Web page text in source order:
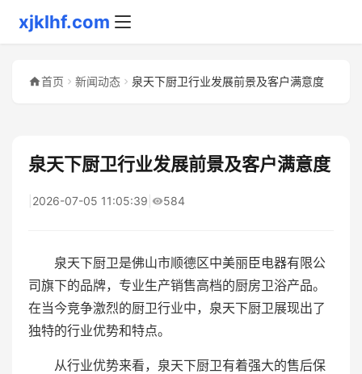
xjklhf.com
首页 新闻动态 泉天下厨卫行业发展前景及客户满意度
泉天下厨卫行业发展前景及客户满意度
2026-07-05 11:05:39 584
泉天下厨卫是佛山市顺德区中美丽臣电器有限公
司旗下的品牌，专业生产销售高档的厨房卫浴产品。
在当今竞争激烈的厨卫行业中，泉天下厨卫展现出了
独特的行业优势和特点。
从行业优势来看，泉天下厨卫有着强大的售后保